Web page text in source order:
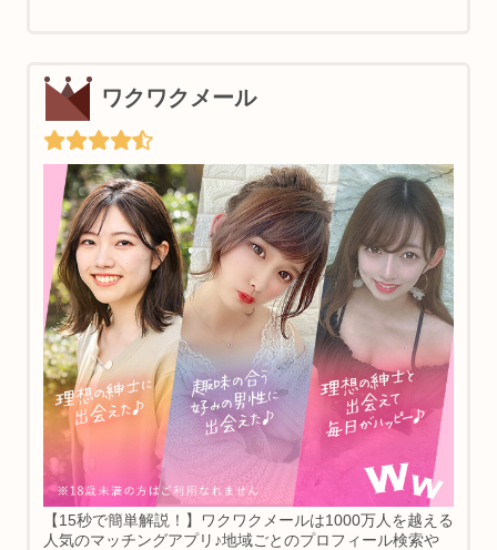
ワクワクメール
【15秒で簡単解説！】ワクワクメールは1000万人を越える
人気のマッチングアプリ♪地域ごとのプロフィール検索や